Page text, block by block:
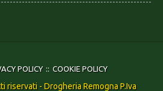
POLICY COOKIE POLICY
- Drogheria Remogna P.Iva